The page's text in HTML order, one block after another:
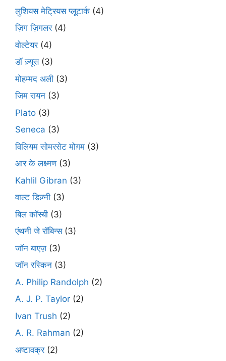
लुशियस मेट्रियस प्लूटार्क (4)
ज़िग ज़िगलर(4)
वोल्टेयर(4)
डॉ ज़्यूस(3)
मोहम्मद अली (3)
जिम रायन (3)
Plato (3)
Seneca (3)
विलियम सोमरसेट मोग़म (3)
आर के लक्ष्मण(3)
Kahlil Gibran (3)
वाल्ट डिज़्नी (3)
बिल कॉस्बी (3)
एंथनी जे रॉबिन्स(3)
जॉन बाएज़ (3)
जॉन रस्किन (3)
A. Philip Randolph (2)
A. J. P. Taylor (2)
Ivan Trush (2)
A. R. Rahman (2)
अष्टावक्र(2)